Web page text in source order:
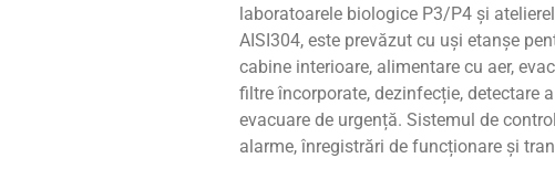
laboratoarele biologice P3/P4 și
AISI304, este prevăzut cu uși etanșe
cabine interioare, alimentare cu aer,
filtre încorporate, dezinfecție, detectare
evacuare de urgență. Sistemul de
alarme, înregistrări de funcționare și